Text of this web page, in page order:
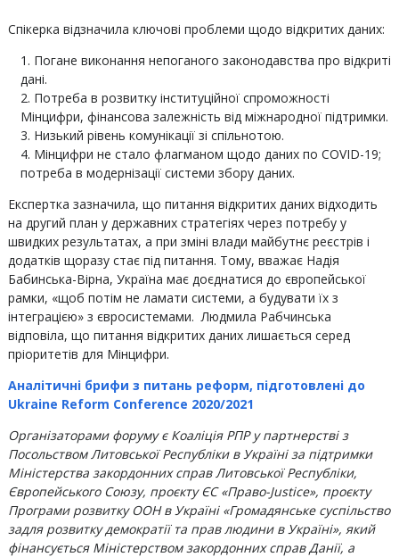
Спікерка відзначила ключові проблеми щодо відкритих даних:
Погане виконання непоганого законодавства про відкриті
дані.
Потреба в розвитку інституційної спроможності
Мінцифри, фінансова залежність від міжнародної підтримки.
Низький рівень комунікації зі спільнотою.
Мінцифри не стало флагманом щодо даних по COVID-19;
потреба в модернізації системи збору даних.
Експертка зазначила, що питання відкритих даних відходить
на другий план у державних стратегіях через потребу у
швидких результатах, а при зміні влади майбутнє реєстрів і
додатків щоразу стає під питання. Тому, вважає Надія
Бабинська-Вірна, Україна має доєднатися до європейської
рамки, «щоб потім не ламати системи, а будувати їх з
інтеграцією» з євросистемами. Людмила Рабчинська
відповіла, що питання відкритих даних лишається серед
пріоритетів для Мінцифри.
Аналітичні брифи з питань реформ, підготовлені до
Ukraine Reform Conference 2020/2021
Організаторами форуму є Коаліція РПР у партнерстві з
Посольством Литовської Республіки в Україні за підтримки
Міністерства закордонних справ Литовської Республіки,
Європейського Союзу, проєкту ЄС «Право-Justice», проєкту
Програми розвитку ООН в Україні «Громадянське суспільство
задля розвитку демократії та прав людини в Україні», який
фінансується Міністерством закордонних справ Данії, а